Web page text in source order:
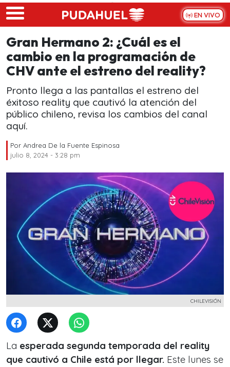
Skip to main content
EN VIVO
Gran Hermano 2: ¿Cuál es el
cambio en la programación de
CHV ante el estreno del reality?
Pronto llega a las pantallas el estreno del
éxitoso reality que cautivó la atención del
público chileno, revisa los cambios del canal
aquí.
Por Andrea De la Fuente Espinosa
julio 8, 2024 - 3:28 pm
CHILEVISIÓN
La esperada segunda temporada del reality
que cautivó a Chile está por llegar. Este lunes se